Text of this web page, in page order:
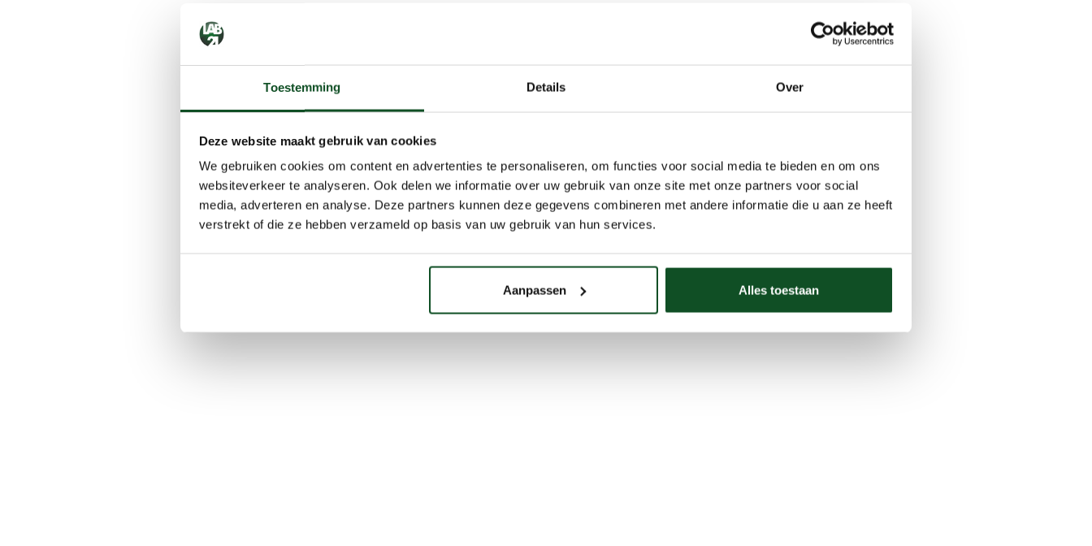
Toestemming Details Over
Deze website maakt gebruik van cookies
We gebruiken cookies om content en advertenties te personaliseren, om functies voor social media te bieden en om ons
websiteverkeer te analyseren. Ook delen we informatie over uw gebruik van onze site met onze partners voor social
media, adverteren en analyse. Deze partners kunnen deze gegevens combineren met andere informatie die u aan ze heeft
verstrekt of die ze hebben verzameld op basis van uw gebruik van hun services.
Aanpassen Alles toestaan